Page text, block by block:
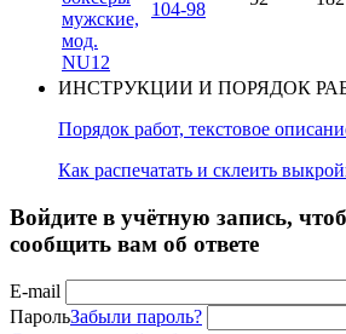
104-98
ИНСТРУКЦИИ И ПОРЯДОК
Порядок работ, текстовое
Как распечатать и склеить
Войдите в учётную запись,
сообщить вам об ответе
E-mail
ПарольЗабыли пароль?